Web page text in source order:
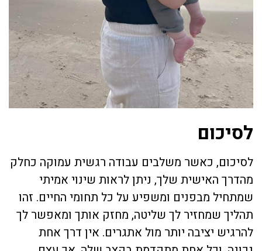
לסיכום
לסיכום, כאשר משלבים עבודה רגשית עמוקה כחלק
מהדרך האישית שלך, ניתן לראות שינוי אמיתי
שמתחיל מבפנים ומשפיע על כל תחומי החיים. זהו
תהליך שמחזיר לך שליטה, מחזק אותך ומאפשר לך
להרגיש יציבה יותר מול אתגרים. אין דרך אחת